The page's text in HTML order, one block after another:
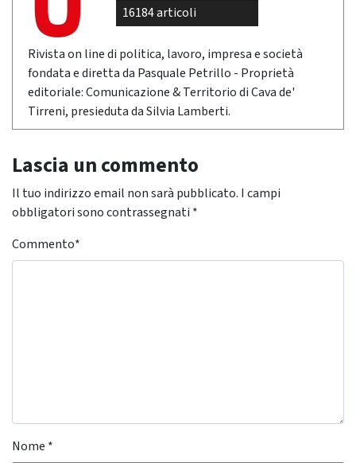
16184 articoli
Rivista on line di politica, lavoro, impresa e società
fondata e diretta da Pasquale Petrillo - Proprietà
editoriale: Comunicazione & Territorio di Cava de'
Tirreni, presieduta da Silvia Lamberti.
Lascia un commento
Il tuo indirizzo email non sarà pubblicato. I campi
obbligatori sono contrassegnati *
Commento*
Nome *